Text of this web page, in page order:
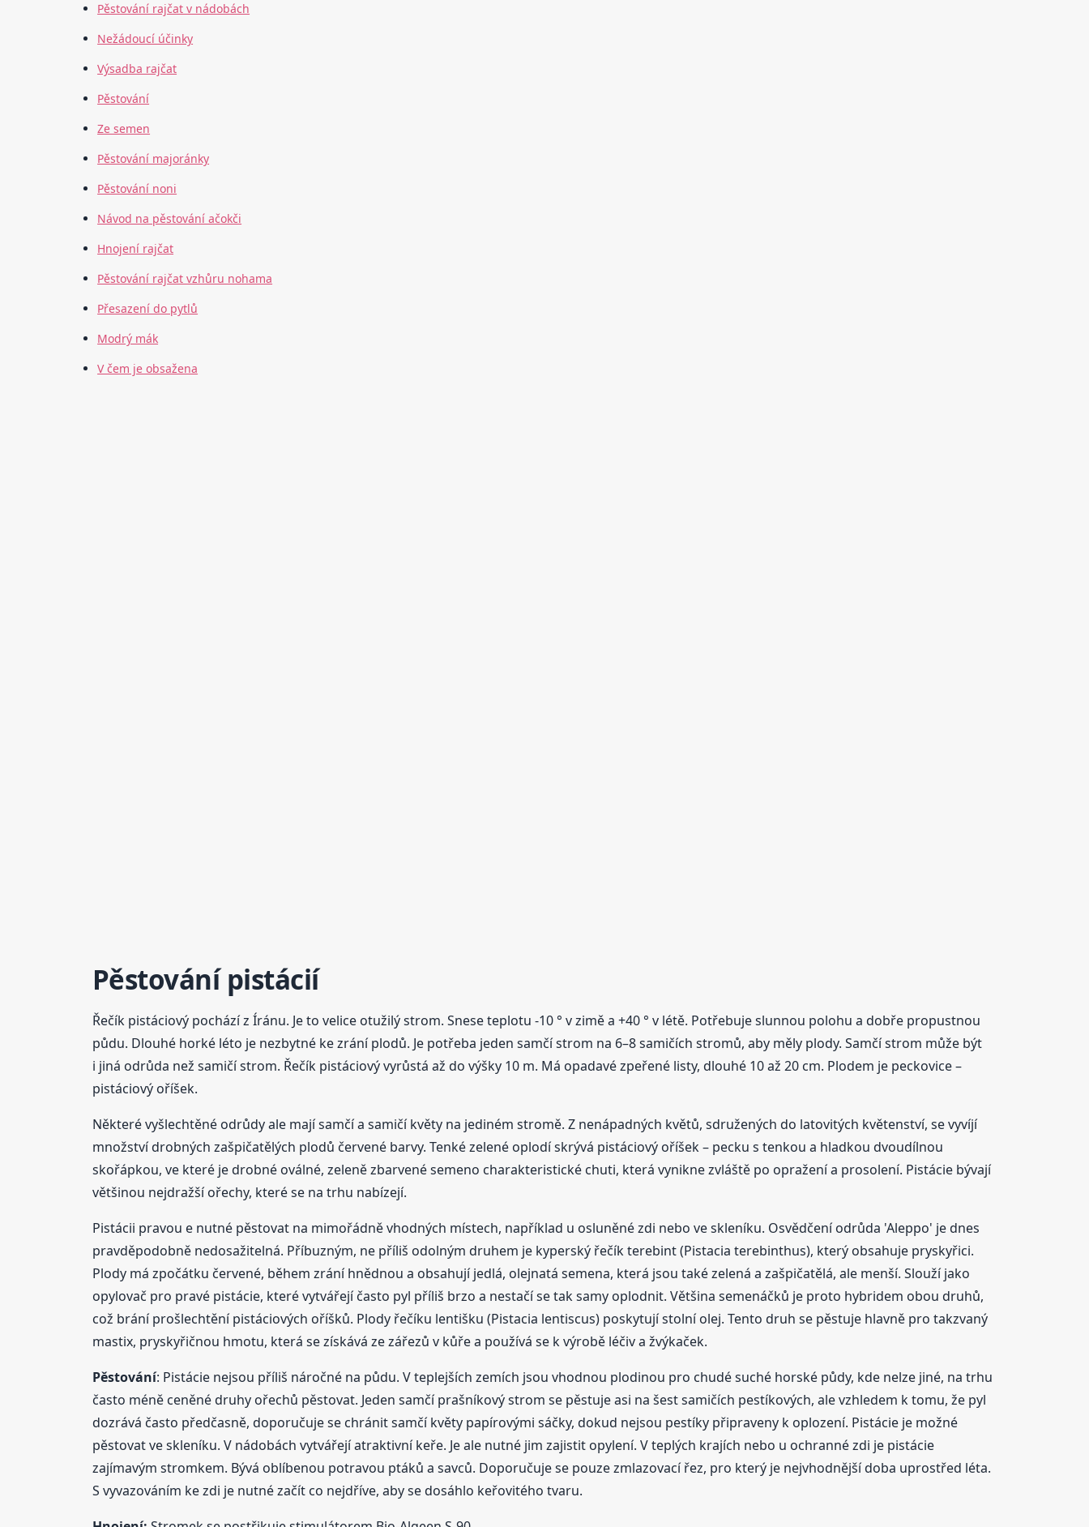
Pěstování rajčat v nádobách
Nežádoucí účinky
Výsadba rajčat
Pěstování
Ze semen
Pěstování majoránky
Pěstování noni
Návod na pěstování ačokči
Hnojení rajčat
Pěstování rajčat vzhůru nohama
Přesazení do pytlů
Modrý mák
V čem je obsažena
Pěstování pistácií
Řečík pistáciový pochází z Íránu. Je to velice otužilý strom. Snese teplotu -10 ° v zimě a +40 ° v létě. Potřebuje slunnou polohu a dobře propustnou
půdu. Dlouhé horké léto je nezbytné ke zrání plodů. Je potřeba jeden samčí strom na 6–8 samičích stromů, aby měly plody. Samčí strom může být
i jiná odrůda než samičí strom. Řečík pistáciový vyrůstá až do výšky 10 m. Má opadavé zpeřené listy, dlouhé 10 až 20 cm. Plodem je peckovice –
pistáciový oříšek.
Některé vyšlechtěné odrůdy ale mají samčí a samičí květy na jediném stromě. Z nenápadných květů, sdružených do latovitých květenství, se vyvíjí
množství drobných zašpičatělých plodů červené barvy. Tenké zelené oplodí skrývá pistáciový oříšek – pecku s tenkou a hladkou dvoudílnou
skořápkou, ve které je drobné oválné, zeleně zbarvené semeno charakteristické chuti, která vynikne zvláště po opražení a prosolení. Pistácie bývají
většinou nejdražší ořechy, které se na trhu nabízejí.
Pistácii pravou e nutné pěstovat na mimořádně vhodných místech, například u osluněné zdi nebo ve skleníku. Osvědčení odrůda 'Aleppo' je dnes
pravděpodobně nedosažitelná. Příbuzným, ne příliš odolným druhem je kyperský řečík terebint (Pistacia terebinthus), který obsahuje pryskyřici.
Plody má zpočátku červené, během zrání hnědnou a obsahují jedlá, olejnatá semena, která jsou také zelená a zašpičatělá, ale menší. Slouží jako
opylovač pro pravé pistácie, které vytvářejí často pyl příliš brzo a nestačí se tak samy oplodnit. Většina semenáčků je proto hybridem obou druhů,
což brání prošlechtění pistáciových oříšků. Plody řečíku lentišku (Pistacia lentiscus) poskytují stolní olej. Tento druh se pěstuje hlavně pro takzvaný
mastix, pryskyřičnou hmotu, která se získává ze zářezů v kůře a používá se k výrobě léčiv a žvýkaček.
Pěstování: Pistácie nejsou příliš náročné na půdu. V teplejších zemích jsou vhodnou plodinou pro chudé suché horské půdy, kde nelze jiné, na trhu
často méně ceněné druhy ořechů pěstovat. Jeden samčí prašníkový strom se pěstuje asi na šest samičích pestíkových, ale vzhledem k tomu, že pyl
dozrává často předčasně, doporučuje se chránit samčí květy papírovými sáčky, dokud nejsou pestíky připraveny k oplození. Pistácie je možné
pěstovat ve skleníku. V nádobách vytvářejí atraktivní keře. Je ale nutné jim zajistit opylení. V teplých krajích nebo u ochranné zdi je pistácie
zajímavým stromkem. Bývá oblíbenou potravou ptáků a savců. Doporučuje se pouze zmlazovací řez, pro který je nejvhodnější doba uprostřed léta.
S vyvazováním ke zdi je nutné začít co nejdříve, aby se dosáhlo keřovitého tvaru.